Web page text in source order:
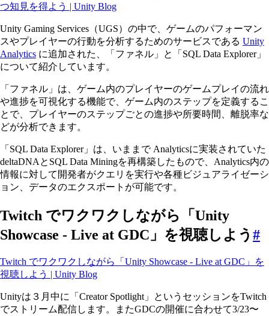
つ知見を得よう | Unity Blog
Unity Gaming Services（UGS）の中で、ゲームのパフォーマン
スやプレイヤーの行動を分析するためのサービスである Unity
Analytics に追加された、「ファネル」と「SQL Data Explorer」
について紹介しています。
「ファネル」は、ゲーム内のプレイヤーのゲームプレイの流れ
や進捗を可視化する機能で、ゲーム内のステップを定義するこ
とで、プレイヤーのステップごとの進捗や所要時間、離脱率な
どが分析できます。
「SQL Data Explorer」は、いままで Analyticsに実装されていた
deltaDNAとSQL Data Miningを再構築したもので、Analytics内の
情報に対して開発者がクエリを実行や各種ビジュアライゼーシ
ョン、データのエクスポートが可能です。
Twitch でワクワクしながら「Unity
Showcase - Live at GDC」を視聴しよう #
Twitch でワクワクしながら「Unity Showcase - Live at GDC」を
視聴しよう | Unity Blog
Unityは３月中に「Creator Spotlight」というセッションをTwitch
でストリーム配信します。またGDCの開催に合わせて3/23〜